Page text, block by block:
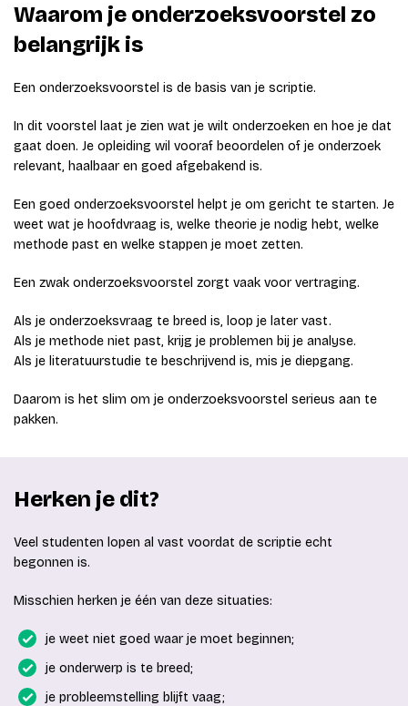
Waarom je onderzoeksvoorstel zo
belangrijk is
Een onderzoeksvoorstel is de basis van je scriptie.
In dit voorstel laat je zien wat je wilt onderzoeken en hoe je dat
gaat doen. Je opleiding wil vooraf beoordelen of je onderzoek
relevant, haalbaar en goed afgebakend is.
Een goed onderzoeksvoorstel helpt je om gericht te starten. Je
weet wat je hoofdvraag is, welke theorie je nodig hebt, welke
methode past en welke stappen je moet zetten.
Een zwak onderzoeksvoorstel zorgt vaak voor vertraging.
Als je onderzoeksvraag te breed is, loop je later vast.
Als je methode niet past, krijg je problemen bij je analyse.
Als je literatuurstudie te beschrijvend is, mis je diepgang.
Daarom is het slim om je onderzoeksvoorstel serieus aan te
pakken.
Herken je dit?
Veel studenten lopen al vast voordat de scriptie echt
begonnen is.
Misschien herken je één van deze situaties:
je weet niet goed waar je moet beginnen;
je onderwerp is te breed;
je probleemstelling blijft vaag;